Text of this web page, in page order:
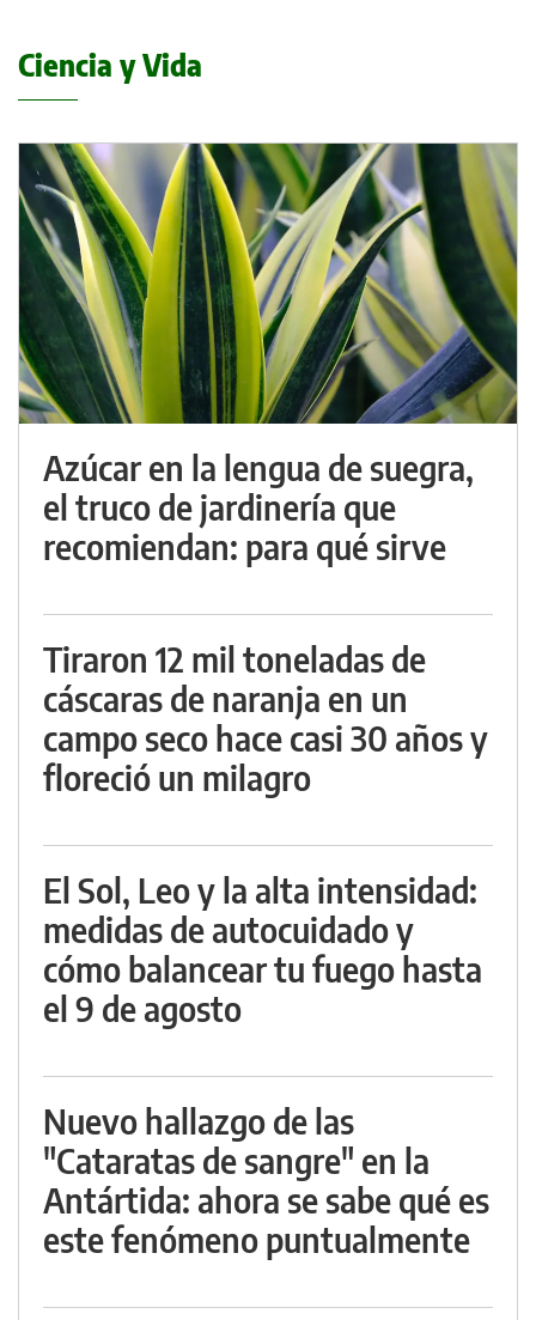
Ciencia y Vida
Azúcar en la lengua de suegra,
el truco de jardinería que
recomiendan: para qué sirve
Tiraron 12 mil toneladas de
cáscaras de naranja en un
campo seco hace casi 30 años y
floreció un milagro
El Sol, Leo y la alta intensidad:
medidas de autocuidado y
cómo balancear tu fuego hasta
el 9 de agosto
Nuevo hallazgo de las
"Cataratas de sangre" en la
Antártida: ahora se sabe qué es
este fenómeno puntualmente